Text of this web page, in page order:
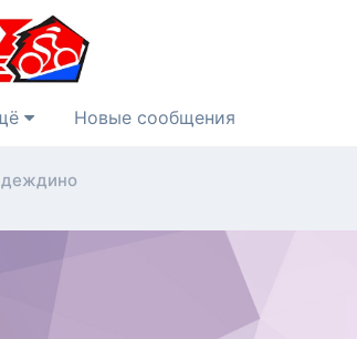
Новые сообщения